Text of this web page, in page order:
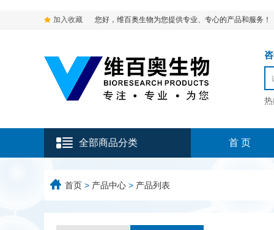
加入收藏 您好，维百奥生物为您提供专业、专心的产品和服务！
热
全部商品分类 首 页
首页 > 产品中心 > 产品列表